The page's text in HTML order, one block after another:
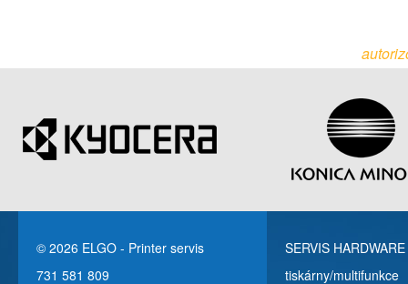
© 2026 ELGO - Printer servis
731 581 809
SERVIS HARDWARE
tiskárny/multifunkce